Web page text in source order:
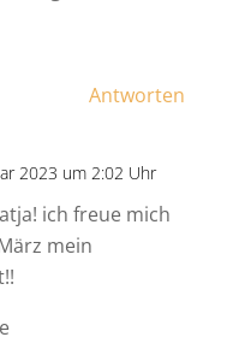
Antworten
2023 um 2:02 Uhr
ich freue mich
mein